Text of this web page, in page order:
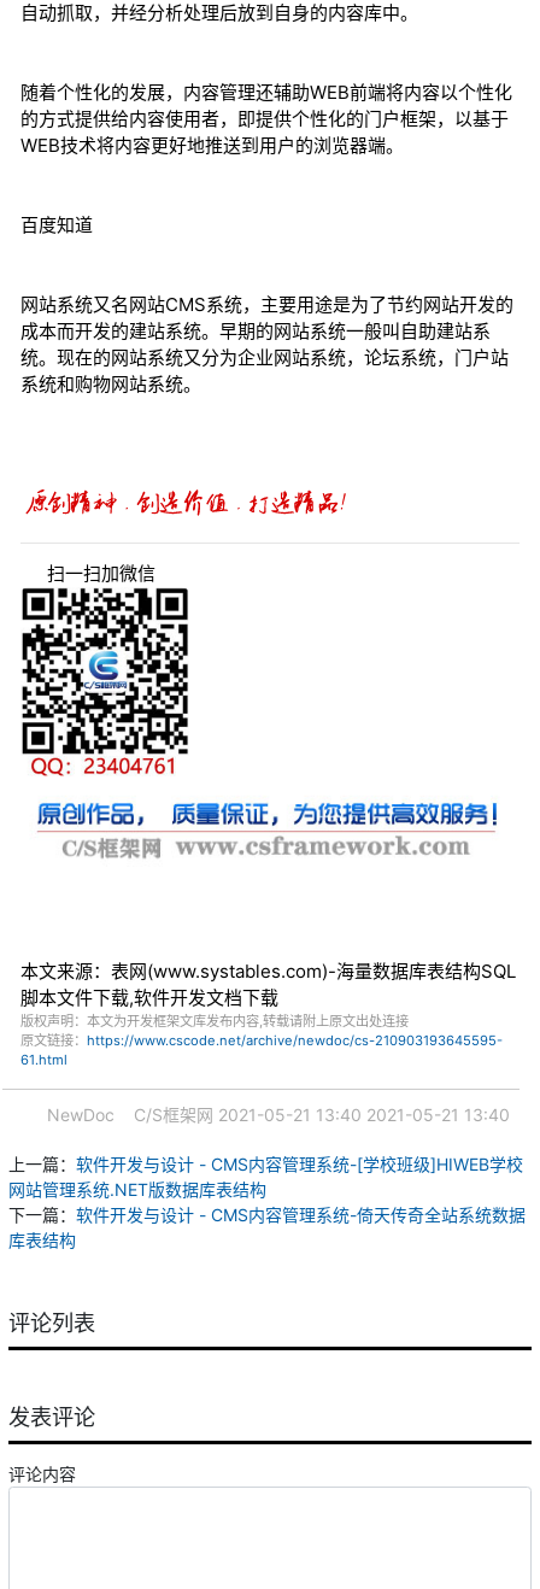
自动抓取，并经分析处理后放到自身的内容库中。
随着个性化的发展，内容管理还辅助WEB前端将内容以个性化
的方式提供给内容使用者，即提供个性化的门户框架，以基于
WEB技术将内容更好地推送到用户的浏览器端。
百度知道
网站系统又名网站CMS系统，主要用途是为了节约网站开发的
成本而开发的建站系统。早期的网站系统一般叫自助建站系
统。现在的网站系统又分为企业网站系统，论坛系统，门户站
系统和购物网站系统。
扫一扫加微信
本文来源：表网(www.systables.com)-海量数据库表结构SQL
脚本文件下载,软件开发文档下载
版权声明：本文为开发框架文库发布内容,转载请附上原文出处连接
原文链接： https://www.cscode.net/archive/newdoc/cs-210903193645595-
61.html
NewDoc C/S框架网 2021-05-21 13:40 2021-05-21 13:40
上一篇： 软件开发与设计 - CMS内容管理系统-[学校班级]HIWEB学校
网站管理系统.NET版数据库表结构
下一篇： 软件开发与设计 - CMS内容管理系统-倚天传奇全站系统数据
库表结构
评论列表
发表评论
评论内容